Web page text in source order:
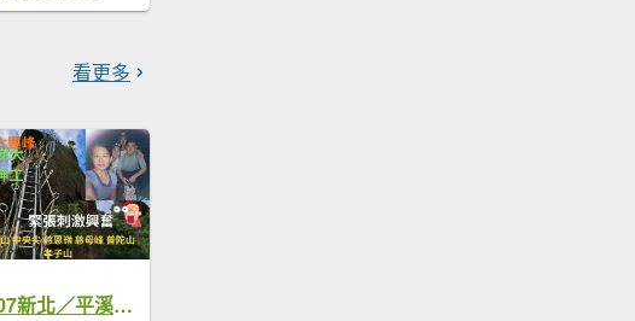
看更多
114.12.07新北／平溪 垂直懸空鐵梯大自然的鬼斧神工平溪6尖O型（臭頭山，中央尖，慈恩嶺，慈母峰，普陀山，孝子山)